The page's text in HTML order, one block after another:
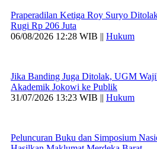
Praperadilan Ketiga Roy Suryo
Rugi Rp 206 Juta
06/08/2026 12:28 WIB || Hukum
Jika Banding Juga Ditolak, UGM
Akademik Jokowi ke Publik
31/07/2026 13:23 WIB || Hukum
Peluncuran Buku dan Simposium